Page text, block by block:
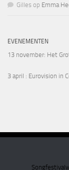
Gilles op Emma
EVENEMENTEN
13 november: Het
3 april : Eurovision in